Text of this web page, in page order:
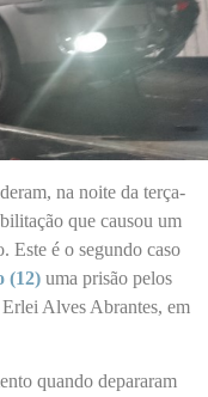
na noite da terça-
que causou um
Este é o segundo caso
(12) uma prisão pelos
Alves Abrantes, em
quando depararam